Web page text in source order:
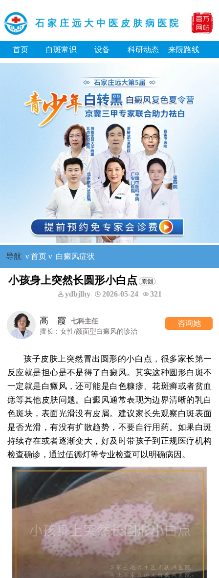
石家庄远大中医皮肤病医院
首页 白斑常识 设备 科研动态 来院路线
导航 ν 首页ν 白癜风症状
小孩身上突然长圆形小白点
ydbjlhy 2026-05-24 321
高 霞
七科主任
擅长：女性/颜面型白癜风的诊治
咨询她
孩子皮肤上突然冒出圆形的小白点，很多家长第一
反应就是担心是不是得了白癜风。其实这种圆形白斑不
一定就是白癜风，还可能是白色糠疹、花斑癣或者贫血
痣等其他皮肤问题。白癜风通常表现为边界清晰的乳白
色斑块，表面光滑没有皮屑。建议家长先观察白斑表面
是否光滑，有没有扩散趋势，不要自行用药。如果白斑
持续存在或者逐渐变大，好及时带孩子到正规医疗机构
检查确诊，通过伍德灯等专业检查可以明确病因。